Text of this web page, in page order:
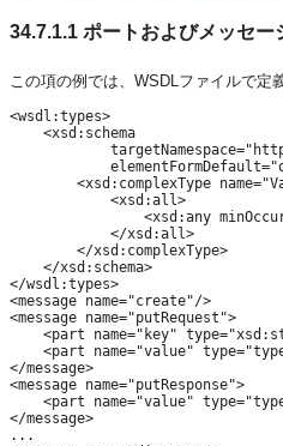
34.7.1.1 ポートおよびメッセー
この項の例では、WSDLファイルで定
<wsdl:types>
    <xsd:schema
<xsd:complexType
            <xsd:all>
<xsd:any
            </xsd:all>
        </xsd:complexType>
    </xsd:schema>
</wsdl:types>
<message name="create"/>
<message name="putRequest">
<part name="key"
<part name="value"
</message>
<message name="putResponse">
<part name="value"
</message>
...